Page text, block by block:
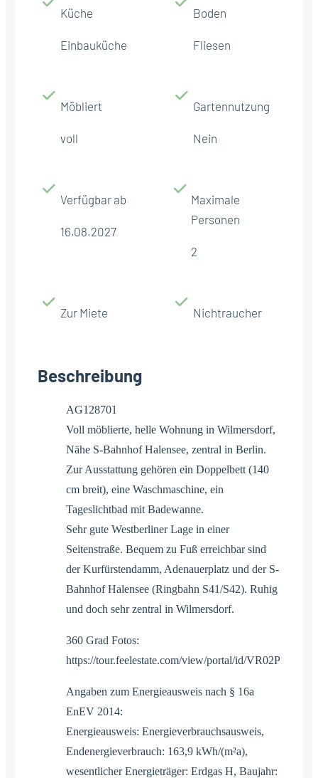
Küche
Einbauküche
Boden
Fliesen
Möbliert
voll
Gartennutzung
Nein
Verfügbar ab
16.08.2027
Maximale
Personen
2
Zur Miete Nichtraucher
Beschreibung
AG128701
Voll möblierte, helle Wohnung in Wilmersdorf,
Nähe S-Bahnhof Halensee, zentral in Berlin.
Zur Ausstattung gehören ein Doppelbett (140
cm breit), eine Waschmaschine, ein
Tageslichtbad mit Badewanne.
Sehr gute Westberliner Lage in einer
Seitenstraße. Bequem zu Fuß erreichbar sind
der Kurfürstendamm, Adenauerplatz und der S-
Bahnhof Halensee (Ringbahn S41/S42). Ruhig
und doch sehr zentral in Wilmersdorf.
360 Grad Fotos:
https://tour.feelestate.com/view/portal/id/VR02P
Angaben zum Energieausweis nach § 16a
EnEV 2014:
Energieausweis: Energieverbrauchsausweis,
Endenergieverbrauch: 163,9 kWh/(m²a),
wesentlicher Energieträger: Erdgas H, Baujahr: